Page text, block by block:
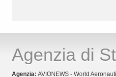
Agenzia di
Agenzia: AVIONEWS - World